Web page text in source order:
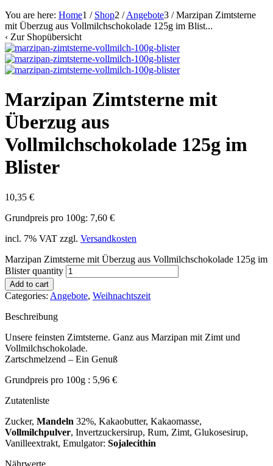
You are here: Home1 / Shop2 / Angebote3 / Marzipan Zimtsterne
mit Überzug aus Vollmilchschokolade 125g im Blist...
‹ Zur Shopübersicht
Marzipan Zimtsterne mit
Überzug aus
Vollmilchschokolade 125g im
Blister
10,35 €
Grundpreis pro 100g: 7,60 €
incl. 7% VAT zzgl. Versandkosten
Marzipan Zimtsterne mit Überzug aus Vollmilchschokolade 125g im
Blister quantity
Add to cart
Categories: Angebote, Weihnachtszeit
Beschreibung
Unsere feinsten Zimtsterne. Ganz aus Marzipan mit Zimt und
Vollmilchschokolade.
Zartschmelzend – Ein Genuß
Grundpreis pro 100g : 5,96 €
Zutatenliste
Zucker, Mandeln 32%, Kakaobutter, Kakaomasse,
Vollmilchpulver, Invertzuckersirup, Rum, Zimt, Glukosesirup,
Vanilleextrakt, Emulgator: Sojalecithin
Nährwerte